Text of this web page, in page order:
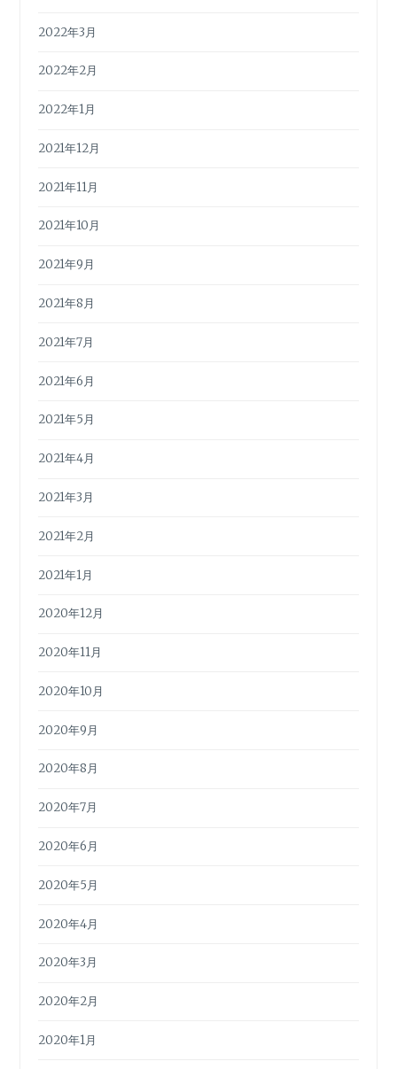
2022年3月
2022年2月
2022年1月
2021年12月
2021年11月
2021年10月
2021年9月
2021年8月
2021年7月
2021年6月
2021年5月
2021年4月
2021年3月
2021年2月
2021年1月
2020年12月
2020年11月
2020年10月
2020年9月
2020年8月
2020年7月
2020年6月
2020年5月
2020年4月
2020年3月
2020年2月
2020年1月